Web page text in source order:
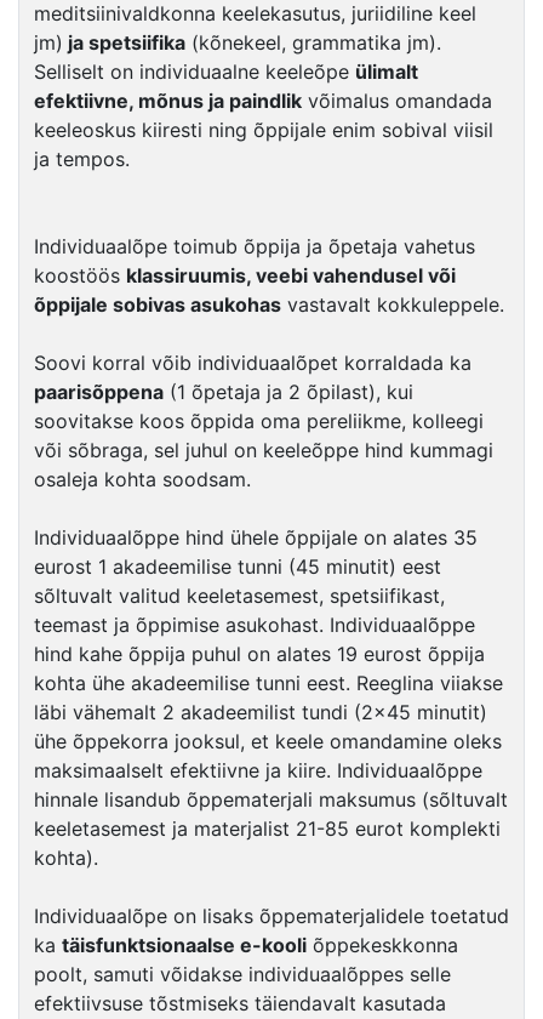
meditsiinivaldkonna keelekasutus, juriidiline keel
jm) ja spetsiifika (kõnekeel, grammatika jm).
Selliselt on individuaalne keeleõpe ülimalt
efektiivne, mõnus ja paindlik võimalus omandada
keeleoskus kiiresti ning õppijale enim sobival viisil
ja tempos.
Individuaalõpe toimub õppija ja õpetaja vahetus
koostöös klassiruumis, veebi vahendusel või
õppijale sobivas asukohas vastavalt kokkuleppele.
Soovi korral võib individuaalõpet korraldada ka
paarisõppena (1 õpetaja ja 2 õpilast), kui
soovitakse koos õppida oma pereliikme, kolleegi
või sõbraga, sel juhul on keeleõppe hind kummagi
osaleja kohta soodsam.
Individuaalõppe hind ühele õppijale on alates 35
eurost 1 akadeemilise tunni (45 minutit) eest
sõltuvalt valitud keeletasemest, spetsiifikast,
teemast ja õppimise asukohast. Individuaalõppe
hind kahe õppija puhul on alates 19 eurost õppija
kohta ühe akadeemilise tunni eest. Reeglina viiakse
läbi vähemalt 2 akadeemilist tundi (2×45 minutit)
ühe õppekorra jooksul, et keele omandamine oleks
maksimaalselt efektiivne ja kiire. Individuaalõppe
hinnale lisandub õppematerjali maksumus (sõltuvalt
keeletasemest ja materjalist 21-85 eurot komplekti
kohta).
Individuaalõpe on lisaks õppematerjalidele toetatud
ka täisfunktsionaalse e-kooli õppekeskkonna
poolt, samuti võidakse individuaalõppes selle
efektiivsuse tõstmiseks täiendavalt kasutada